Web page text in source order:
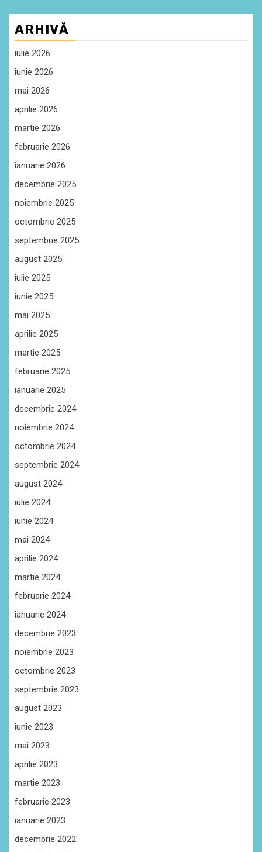
ARHIVĂ
iulie 2026
iunie 2026
mai 2026
aprilie 2026
martie 2026
februarie 2026
ianuarie 2026
decembrie 2025
noiembrie 2025
octombrie 2025
septembrie 2025
august 2025
iulie 2025
iunie 2025
mai 2025
aprilie 2025
martie 2025
februarie 2025
ianuarie 2025
decembrie 2024
noiembrie 2024
octombrie 2024
septembrie 2024
august 2024
iulie 2024
iunie 2024
mai 2024
aprilie 2024
martie 2024
februarie 2024
ianuarie 2024
decembrie 2023
noiembrie 2023
octombrie 2023
septembrie 2023
august 2023
iunie 2023
mai 2023
aprilie 2023
martie 2023
februarie 2023
ianuarie 2023
decembrie 2022